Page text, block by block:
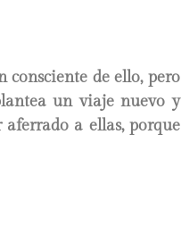
consciente de ello, pero
un viaje nuevo y
a ellas, porque